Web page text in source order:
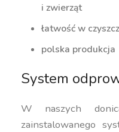
i zwierząt
łatwość w
polska produkcja
System
W naszych
zainstalowanego